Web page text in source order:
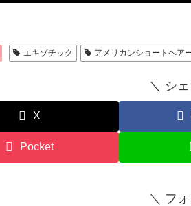
エキゾチック アメリカンショートヘア
＼ シ
X
Pocket
＼ フ